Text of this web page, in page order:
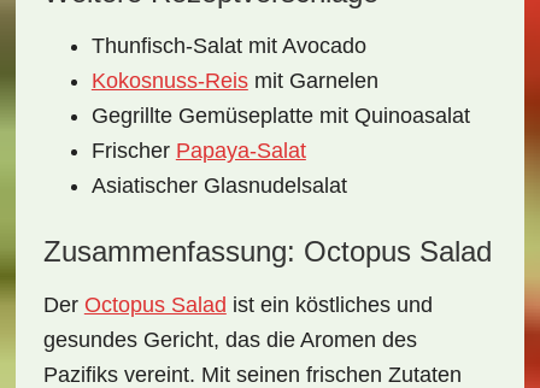
Thunfisch-Salat mit Avocado
Kokosnuss-Reismit Garnelen
Gegrillte Gemüseplatte mit Quinoasalat
Frischer Papaya-Salat
Asiatischer Glasnudelsalat
Zusammenfassung: Octopus Salad
Der Octopus Salad ist ein köstliches und
gesundes Gericht, das die Aromen des
Pazifiks vereint. Mit seinen frischen Zutaten